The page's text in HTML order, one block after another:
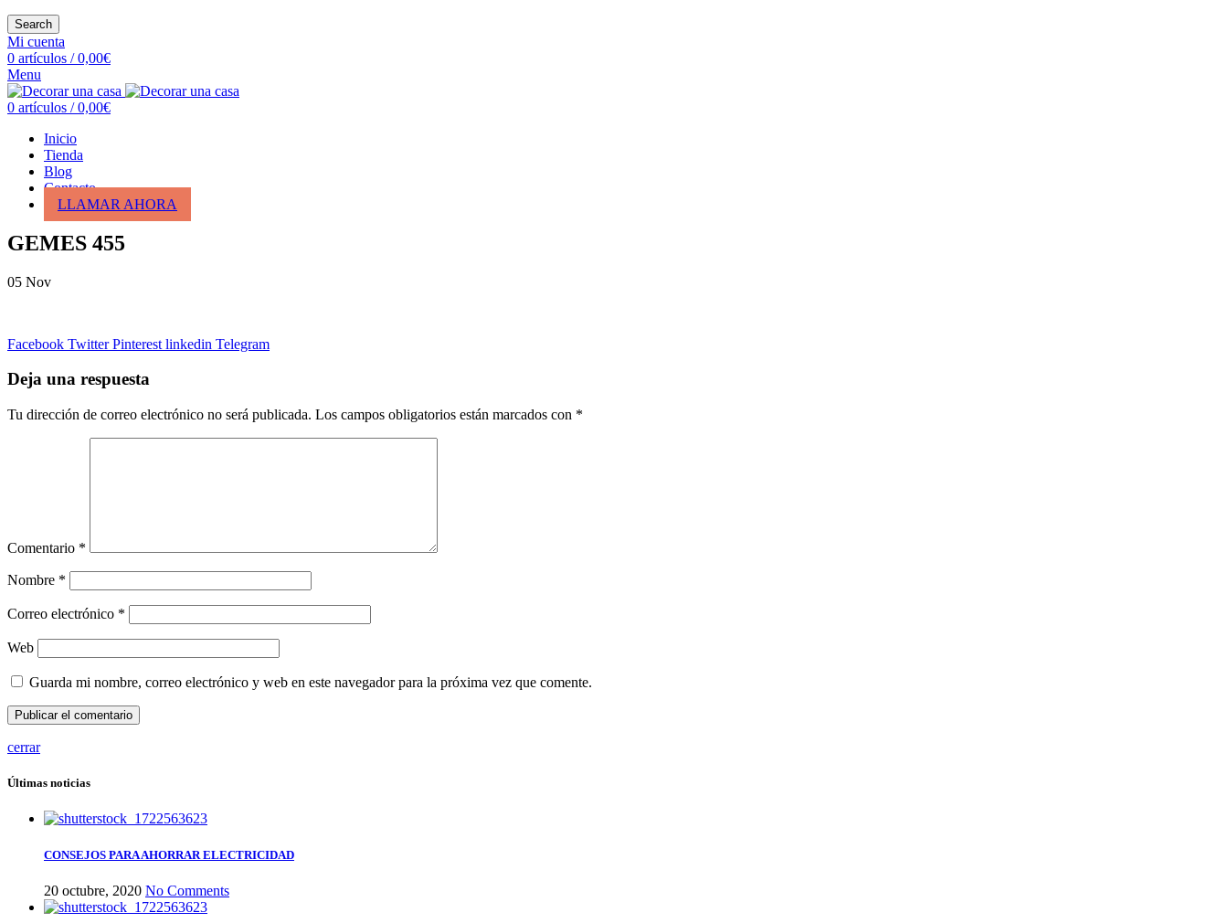
Search
Mi cuenta
0 artículos / 0,00€
Menu
0 artículos / 0,00€
Inicio
Tienda
Blog
Contacto
LLAMAR AHORA
GEMES 455
05 Nov
Facebook Twitter Pinterest linkedin Telegram
Deja una respuesta
Tu dirección de correo electrónico no será publicada. Los campos obligatorios están marcados con *
Comentario *
Nombre *
Correo electrónico *
Web
Guarda mi nombre, correo electrónico y web en este navegador para la próxima vez que comente.
cerrar
Últimas noticias
CONSEJOS PARA AHORRAR ELECTRICIDAD
20 octubre, 2020 No Comments